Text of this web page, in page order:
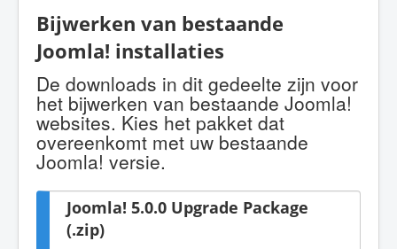
Bijwerken van bestaande
Joomla! installaties
De downloads in dit gedeelte zijn voor
het bijwerken van bestaande Joomla!
websites. Kies het pakket dat
overeenkomt met uw bestaande
Joomla! versie.
Joomla! 5.0.0 Upgrade Package
(.zip)